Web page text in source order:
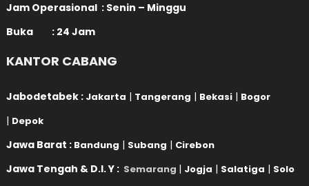
Jam Operasional : Senin – Minggu
Buka : 24 Jam
KANTOR CABANG
Jabodetabek : Jakarta | Tangerang | Bekasi | Bogor
| Depok
Jawa Barat : Bandung | Subang | Cirebon
Jawa Tengah & D.I. Y : Semarang | Jogja | Salatiga | Solo